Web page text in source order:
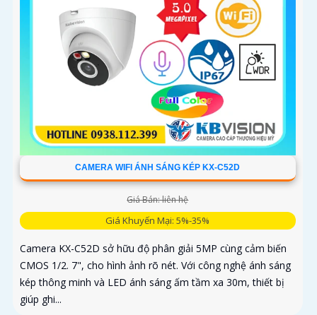
CAMERA WIFI ÁNH SÁNG KÉP KX-C52D
Giá Bán: liên hệ
Giá Khuyến Mại: 5%-35%
Camera KX-C52D sở hữu độ phân giải 5MP cùng cảm biến
CMOS 1/2. 7", cho hình ảnh rõ nét. Với công nghệ ánh sáng
kép thông minh và LED ánh sáng ấm tầm xa 30m, thiết bị
giúp ghi...